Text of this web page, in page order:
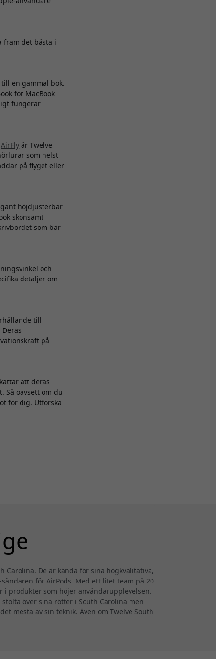
fram det bästa i
en gammal bok.
för MacBook
fungerar
AirFly är Twelve
som helst
på flyget eller
höjdjusterbar
skonsamt
som bär
och
detaljer om
till
på
att deras
Så oavsett om du
för dig. Utforska
Carolina. De är kända för sina högkvalitativa,
för AirPods. Med ett litet team på 20
i produkter som höjer användarupplevelsen.
över sina rötter i South Carolina men
mesta av sin teknik. Även om Twelve South